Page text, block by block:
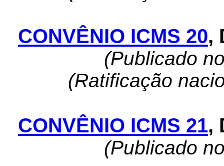
CONVÊNIO ICMS 20,
(Publicado
(Ratificação
CONVÊNIO ICMS 21,
(Publicado